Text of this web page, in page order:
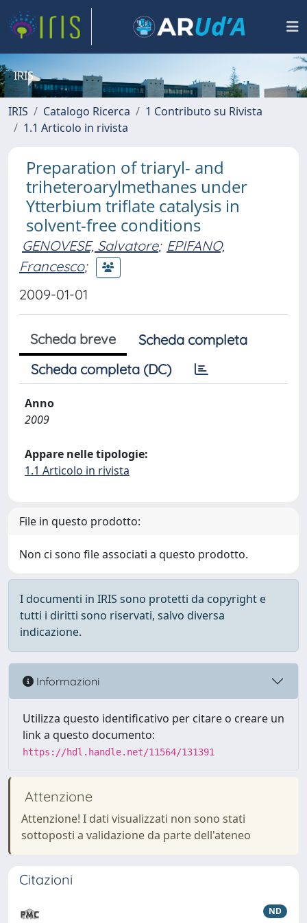
IRIS
IRIS Catalogo Ricerca
1 Contributo su Rivista
1.1 Articolo in rivista
Preparation of triaryl- and
triheteroarylmethanes under
Ytterbium triflate catalysis in
solvent-free conditions
GENOVESE, Salvatore; EPIFANO,
Francesco;
2009-01-01
Scheda breve
Scheda completa
Scheda completa (DC)
Anno
2009
Appare nelle tipologie:
1.1 Articolo in rivista
File in questo prodotto:
Non ci sono file associati a questo prodotto.
I documenti in IRIS sono protetti da copyright e
tutti i diritti sono riservati, salvo diversa
indicazione.
Informazioni
Utilizza questo identificativo per citare o creare un
link a questo documento:
https://hdl.handle.net/11564/131391
Attenzione
Attenzione! I dati visualizzati non sono stati
sottoposti a validazione da parte dell'ateneo
Citazioni
ND